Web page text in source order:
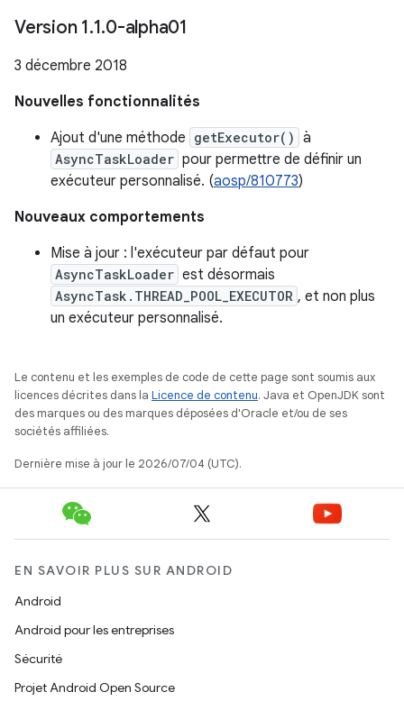
Version 1.1.0-alpha01
3 décembre 2018
Nouvelles fonctionnalités
Ajout d'une méthode getExecutor() à
AsyncTaskLoader pour permettre de définir un
exécuteur personnalisé. (aosp/810773)
Nouveaux comportements
Mise à jour : l'exécuteur par défaut pour
AsyncTaskLoader est désormais
AsyncTask.THREAD_POOL_EXECUTOR , et non plus
un exécuteur personnalisé.
Le contenu et les exemples de code de cette page sont soumis aux
licences décrites dans la Licence de contenu. Java et OpenJDK sont
des marques ou des marques déposées d'Oracle et/ou de ses
sociétés affiliées.
Dernière mise à jour le 2026/07/04 (UTC).
EN SAVOIR PLUS SUR ANDROID
Android
Android pour les entreprises
Sécurité
Projet Android Open Source